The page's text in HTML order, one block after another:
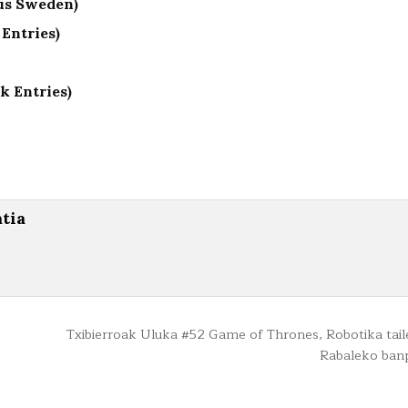
Sweden)
Entries)
Entries)
Txibierroak Uluka #52 Game of Thrones, Robotika
Rabaleko